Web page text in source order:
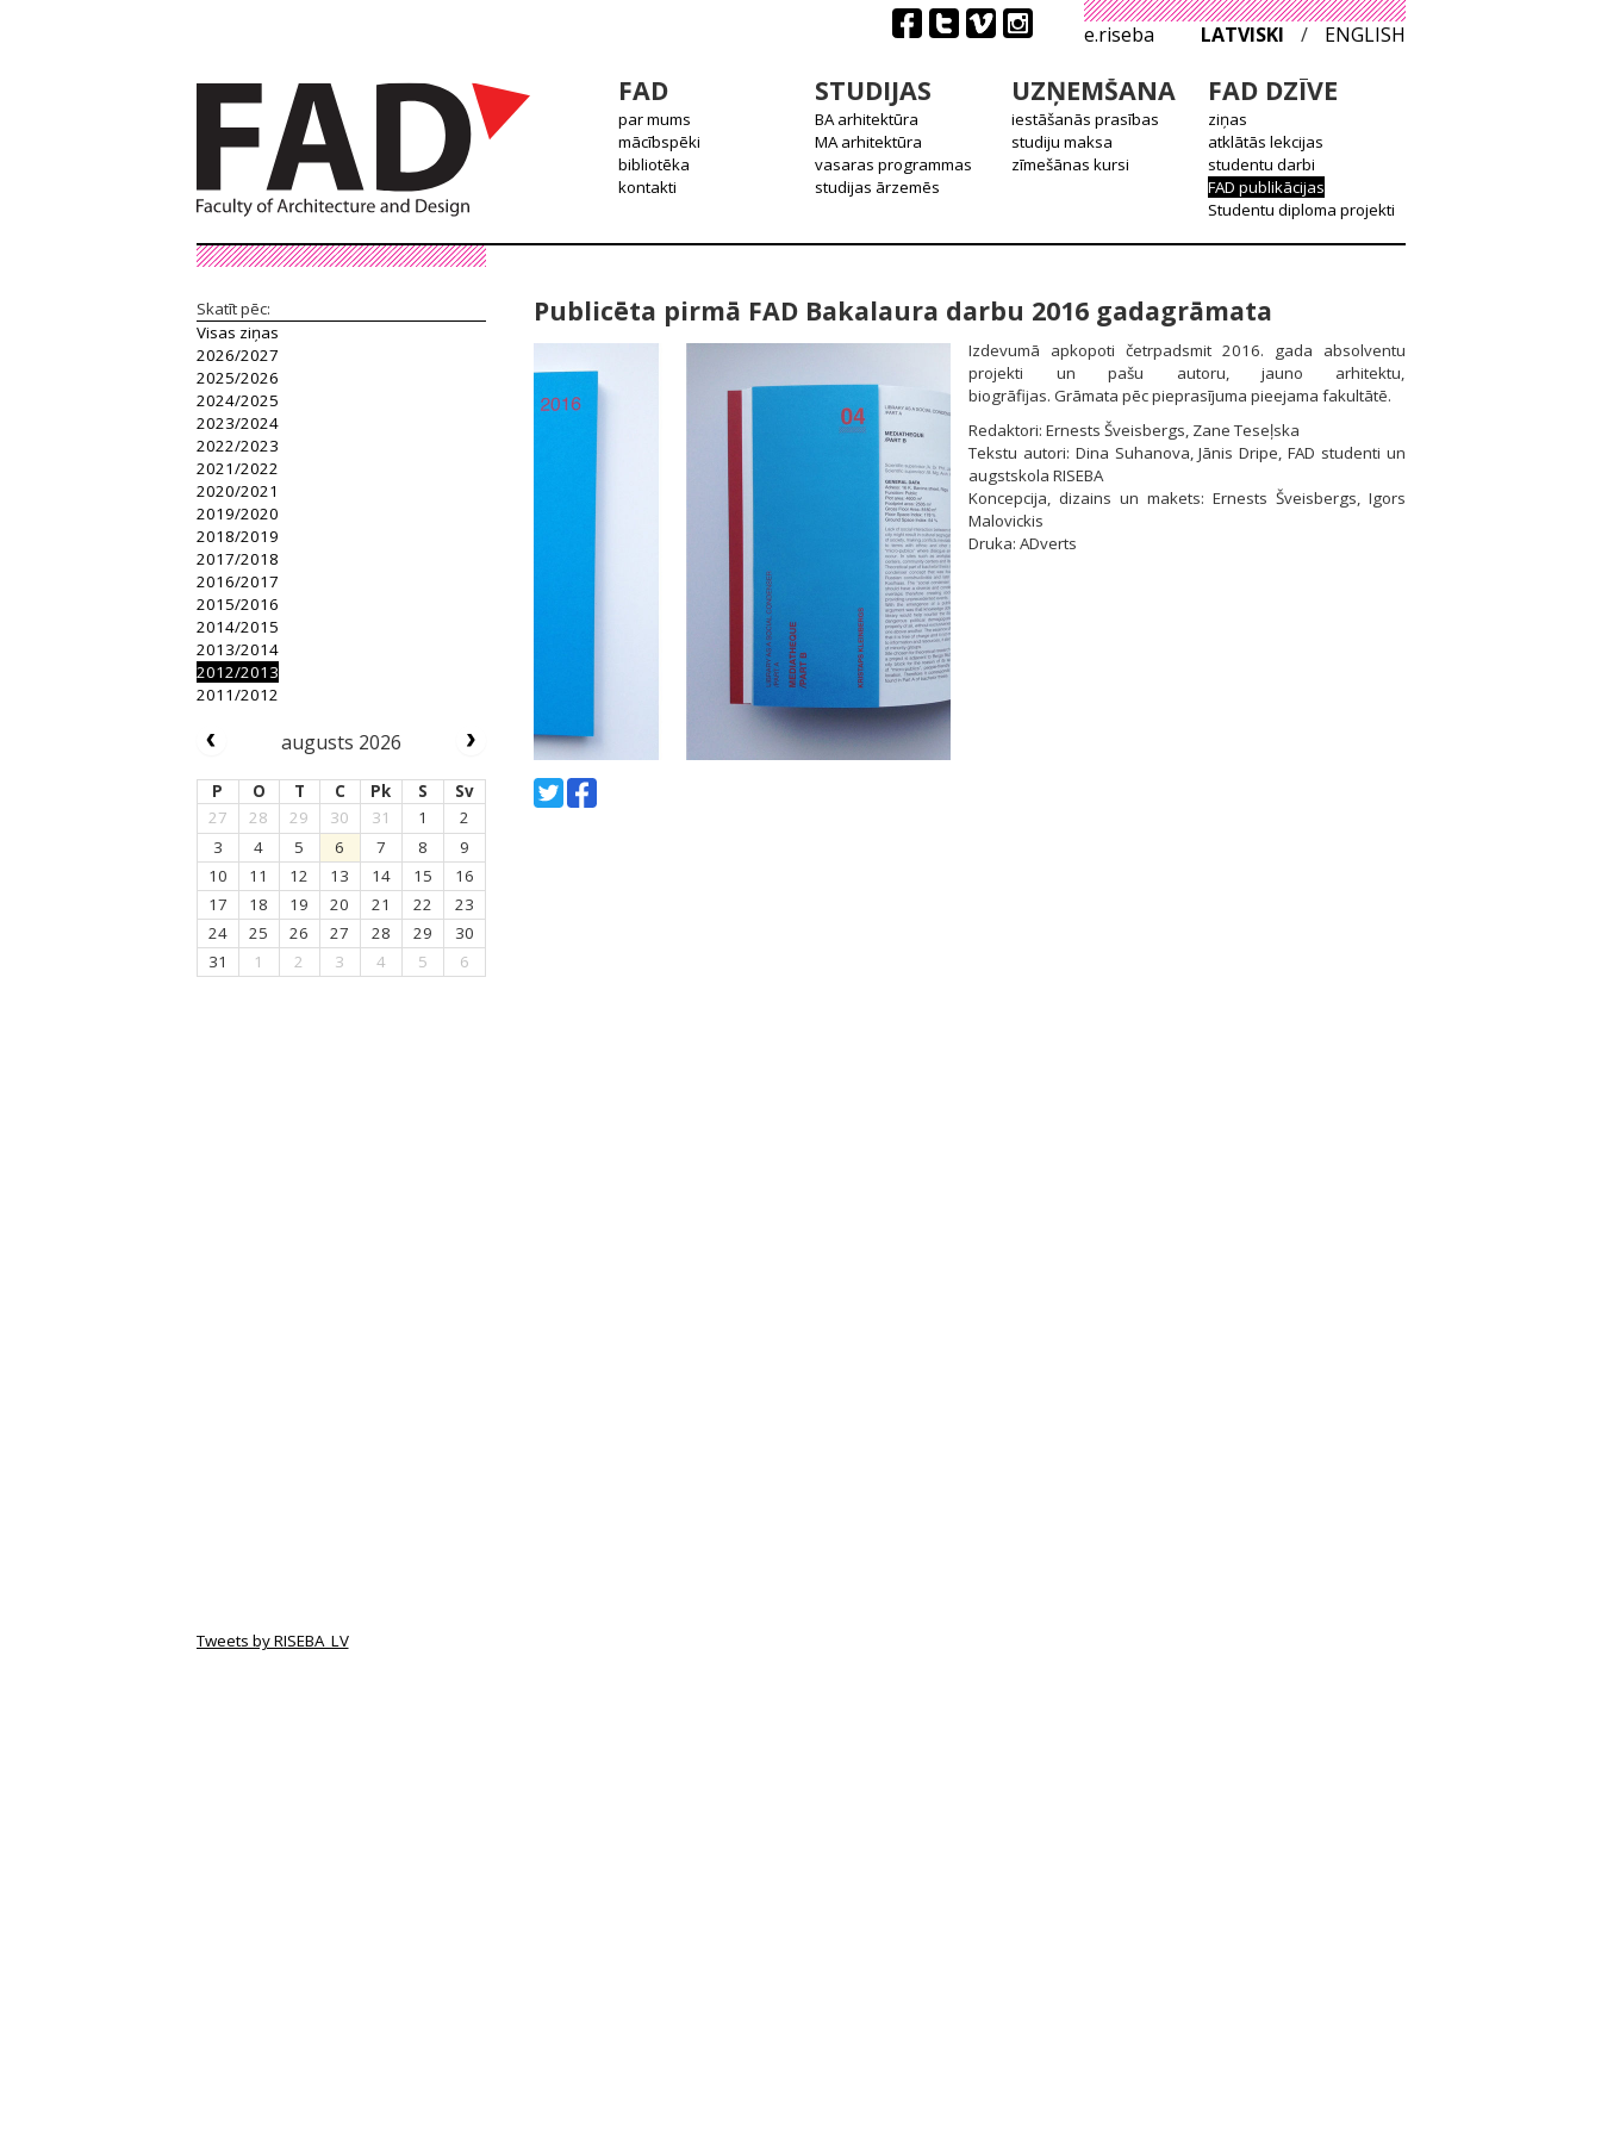
e.riseba LATVISKI / ENGLISH
FAD
par mums
mācībspēki
bibliotēka
kontakti
STUDIJAS
BA arhitektūra
MA arhitektūra
vasaras programmas
studijas ārzemēs
UZŅEMŠANA
iestāšanās prasības
studiju maksa
zīmešānas kursi
FAD DZĪVE
ziņas
atklātās lekcijas
studentu darbi
FAD publikācijas
Studentu diploma projekti
Publicēta pirmā FAD Bakalaura darbu 2016 gadagrāmata
Izdevumā apkopoti četrpadsmit 2016. gada absolventu
projekti un pašu autoru, jauno arhitektu,
biogrāfijas. Grāmata pēc pieprasījuma pieejama fakultātē.
Redaktori: Ernests Šveisbergs, Zane Teseļska
Tekstu autori: Dina Suhanova, Jānis Dripe, FAD studenti un
augstskola RISEBA
Koncepcija, dizains un makets: Ernests Šveisbergs, Igors
Malovickis
Druka: ADverts
Skatīt pēc:
Visas ziņas
2026/2027
2025/2026
2024/2025
2023/2024
2022/2023
2021/2022
2020/2021
2019/2020
2018/2019
2017/2018
2016/2017
2015/2016
2014/2015
2013/2014
2012/2013
2011/2012
augusts 2026
P O T C Pk S
Sv
27
28 29 30 31 1
2
3
4 5 6 7 8
9
10
11 12 13 14 15
16
17
18 19 20 21 22
23
24
25 26 27 28 29
30
31
1 2 3 4 5 6
Tweets by RISEBA_LV